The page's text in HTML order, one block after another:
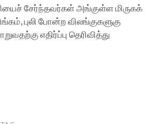
சேர்ந்தவர்கள் அங்குள்ள மிருகக்
புலி போன்ற விலங்குகளுகு
எதிர்ப்பு தெரிவித்து